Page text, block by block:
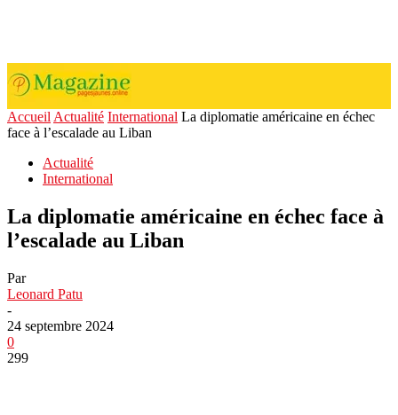
Accueil Actualité International La diplomatie américaine en échec
face à l’escalade au Liban
Actualité
International
La diplomatie américaine en échec face à
l’escalade au Liban
Par
Leonard Patu
-
24 septembre 2024
0
299